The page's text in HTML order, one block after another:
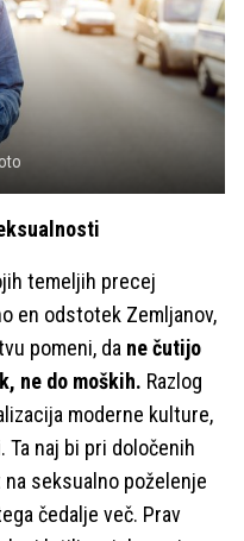
temeljih precej
en odstotek Zemljanov,
pomeni, da ne čutijo
ne do moških. Razlog
moderne kulture,
naj bi pri določenih
seksualno poželenje
čedalje več. Prav